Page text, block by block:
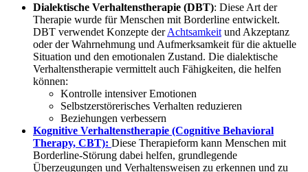
Dialektische Verhaltenstherapie (DBT): Diese Art der
Therapie wurde für Menschen mit Borderline entwickelt.
DBT verwendet Konzepte derAchtsamkeit und Akzeptanz
oder der Wahrnehmung und Aufmerksamkeit für die aktuelle
Situation und den emotionalen Zustand. Die dialektische
Verhaltenstherapie vermittelt auch Fähigkeiten, die helfen
können:
Kontrolle intensiver Emotionen
Selbstzerstörerisches Verhalten reduzieren
Beziehungen verbessern
Kognitive Verhaltenstherapie (Cognitive Behavioral
Therapy, CBT): Diese Therapieform kann Menschen mit
Borderline-Störung dabei helfen, grundlegende
Überzeugungen und Verhaltensweisen zu erkennen und zu